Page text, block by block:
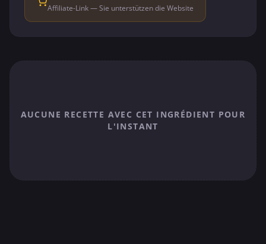
Affiliate-Link — Sie unterstützen die Website
AUCUNE RECETTE AVEC CET INGRÉDIENT POUR
L'INSTANT